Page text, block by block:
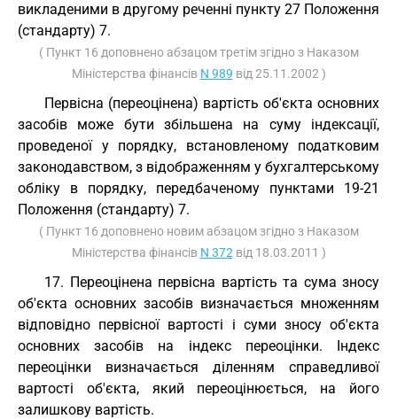
викладеними в другому реченні пункту 27 Положення
(стандарту) 7.
( Пункт 16 доповнено абзацом третім згідно з Наказом
Міністерства фінансів N 989 від 25.11.2002 )
Первісна (переоцінена) вартість об'єкта основних
засобів може бути збільшена на суму індексації,
проведеної у порядку, встановленому податковим
законодавством, з відображенням у бухгалтерському
обліку в порядку, передбаченому пунктами 19-21
Положення (стандарту) 7.
( Пункт 16 доповнено новим абзацом згідно з Наказом
Міністерства фінансів N 372 від 18.03.2011 )
17. Переоцінена первісна вартість та сума зносу
об'єкта основних засобів визначається множенням
відповідно первісної вартості і суми зносу об'єкта
основних засобів на індекс переоцінки. Індекс
переоцінки визначається діленням справедливої
вартості об'єкта, який переоцінюється, на його
залишкову вартість.